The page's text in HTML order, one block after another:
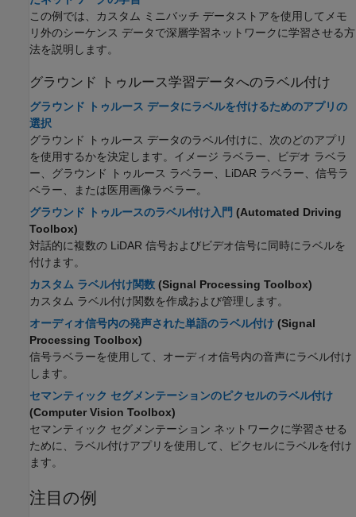
この例では、カスタム ミニバッチ データストアを使用してメモ
リ外のシーケンス データで深層学習ネットワークに学習させる方
法を説明します。
グラウンド トゥルース学習データへのラベル付け
グラウンド トゥルース データにラベルを付けるためのアプリの
選択
グラウンド トゥルース データのラベル付けに、次のどのアプリ
を使用するかを決定します。 イメージ ラベラー
ビデオ ラベラ
ー
グラウンド トゥルース ラベラー LiDAR ラベラー
信号ラ
ベラー 、または医用画像ラベラー。
グラウンド トゥルースのラベル付け入門 (Automated Driving
Toolbox)
対話的に複数の LiDAR 信号およびビデオ信号に同時にラベルを
付けます。
カスタム ラベル付け関数 (Signal Processing Toolbox)
カスタム ラベル付け関数を作成および管理します。
オーディオ信号内の発声された単語のラベル付け (Signal
Processing Toolbox)
信号ラベラーを使用して、オーディオ信号内の音声にラベル付け
します。
セマンティック セグメンテーションのピクセルのラベル付け
(Computer Vision Toolbox)
セマンティック セグメンテーション ネットワークに学習させる
ために、ラベル付けアプリを使用して、ピクセルにラベルを付け
ます。
注目の例